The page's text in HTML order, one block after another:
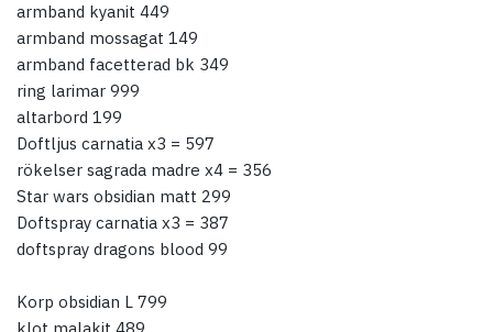
armband kyanit 449
armband mossagat 149
armband facetterad bk 349
ring larimar 999
altarbord 199
Doftljus carnatia x3 = 597
rökelser sagrada madre x4 = 356
Star wars obsidian matt 299
Doftspray carnatia x3 = 387
doftspray dragons blood 99
Korp obsidian L 799